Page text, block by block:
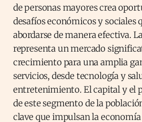
de personas mayores crea
desafíos económicos y sociales
abordarse de manera efectiva.
representa un mercado
crecimiento para una amplia
servicios, desde tecnología y
entretenimiento. El capital y el
de este segmento de la
clave que impulsan la economía